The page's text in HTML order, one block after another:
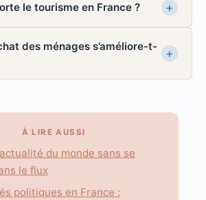
le tourisme en France ?
des ménages s’améliore-t-
À LIRE AUSSI
du monde sans se
le flux
politiques en France :